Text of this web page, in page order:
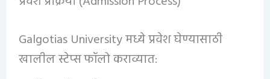
Galgotias University मध्ये प्रवेश घेण्यासाठी
खालील स्टेप्स फॉलो कराव्यात: